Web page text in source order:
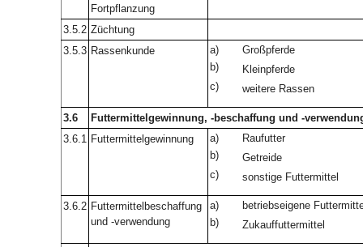
Fortpflanzung
3.5.2 Züchtung
3.5.3 Rassenkunde a)
Großpferde
b)
Kleinpferde
c)
weitere Rassen
3.6
Futtermittelgewinnung, -beschaffung und -
3.6.1 Futtermittelgewinnung a)
Raufutter
b)
Getreide
c)
sonstige Futtermittel
3.6.2 Futtermittelbeschaffung
und -verwendung
a)
betriebseigene
b)
Zukauffuttermittel